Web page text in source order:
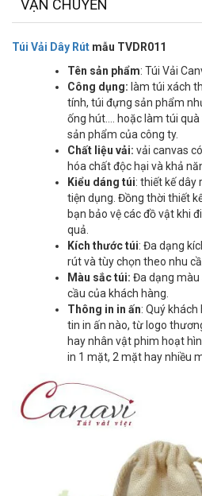
VẬN CHUYỂN
Túi Vải Dây Rút mẫu TVDR011
Tên sản phẩm: Túi Vải
Công dụng: làm túi xách
tính, túi đựng sản phẩm
ống hút…. hoặc làm túi
sản phẩm của công ty.
Chất liệu vải: vải canvas
hóa chất độc hại và khả
Kiểu dáng túi: thiết kế dây
tiện dụng. Đồng thời thiết
bạn bảo vệ các đồ vật khi
quả.
Kích thước túi: Đa dạng
rút và tùy chọn theo nhu
Màu sắc túi: Đa dạng màu
cầu của khách hàng.
Thông in in ấn: Quý
tin in ấn nào, từ logo
hay nhân vật phim hoạt
in 1 mặt, 2 mặt hay nhiều